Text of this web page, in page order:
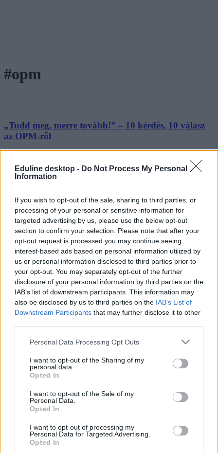
Eduline desktop - Do Not Process My Personal
Information
If you wish to opt-out of the sale, sharing to third parties, or
processing of your personal or sensitive information for
targeted advertising by us, please use the below opt-out
section to confirm your selection. Please note that after your
opt-out request is processed you may continue seeing
interest-based ads based on personal information utilized by
us or personal information disclosed to third parties prior to
your opt-out. You may separately opt-out of the further
disclosure of your personal information by third parties on the
IAB’s list of downstream participants. This information may
also be disclosed by us to third parties on the IAB’s List of
Downstream Participants that may further disclose it to other
Personal Data Processing Opt Outs
I want to opt-out of the Sharing of my
personal data.
Opted In
I want to opt-out of the Sale of my
Personal Data.
Opted In
I want to opt-out of processing my
Personal Data for Targeted Advertising.
Opted In
#opm
„Tudd meg, merre tovább!” – 10 kérdés, 10 válasz
az OPM-ről
milyen irány, milyen szakma illik hozzátok? Ebben segít nektek az
Országos Pályaorientációs Mérés (OPM). 10 kérdés – 10 válasz
formában elmondjuk, mire számíthattok.
Közoktatás
Kurucz-Gáspár Tünde
Mintegy 60 ezer nyolcadikosnak lesz fontos dolga a
következő hetekben
2025. szeptember 17. és október 9. között tartják az országos
pályaorientációs mérést (OPM), amelyen mintegy 60 ezer
nyolcadikos tanuló vesz részt több mint 2400 intézményből. A
diákokat ezzel segítik a középiskola-és pályaválasztásban.